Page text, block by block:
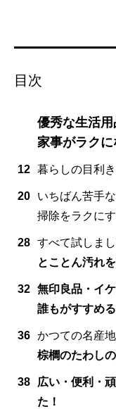
目次
優秀な生活用
家事がラクに
12 暮らしの目利
20
いちばん苦手な
掃除をラクにす
28 すべて試しま
とことん汚れ
32 無印良品・イ
誰もがすすめる
36 かつての名産
棕櫚のたわし
38
広い・便利・
た！